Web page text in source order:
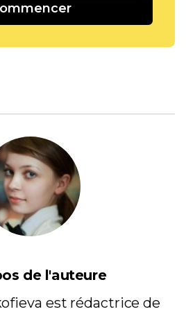
de l'auteure
est rédactrice de